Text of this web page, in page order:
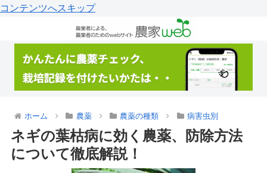
コンテンツへスキップ
ホーム 農薬 農薬の種類 病害虫別
ネギの葉枯病に効く農薬、防除方法
について徹底解説！